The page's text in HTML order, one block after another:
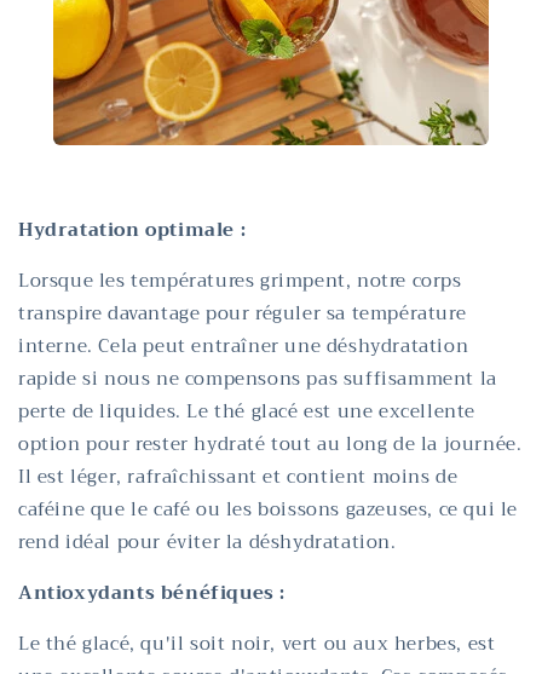
Hydratation optimale :
Lorsque les températures grimpent, notre corps
transpire davantage pour réguler sa température
interne. Cela peut entraîner une déshydratation
rapide si nous ne compensons pas suffisamment la
perte de liquides. Le thé glacé est une excellente
option pour rester hydraté tout au long de la journée.
Il est léger, rafraîchissant et contient moins de
caféine que le café ou les boissons gazeuses, ce qui le
rend idéal pour éviter la déshydratation.
Antioxydants bénéfiques :
Le thé glacé, qu'il soit noir, vert ou aux herbes, est